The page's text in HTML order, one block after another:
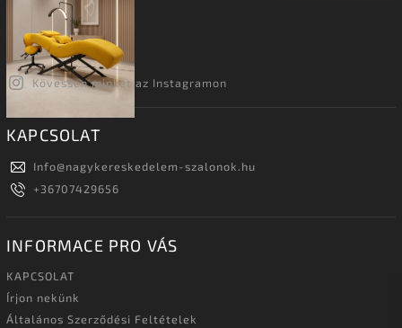
Kövessen minket az Instagramon
KAPCSOLAT
Info@nagykereskedelem-szalonok.hu
+36707429656
INFORMACE PRO VÁS
KAPCSOLAT
Írjon nekünk
Általános Szerződési Feltételek